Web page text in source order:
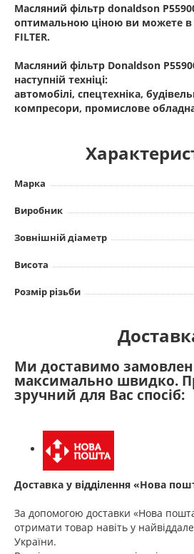
Масляний фільтр donaldson
оптимальною ціною ви можете в
FILTER.
Масляний фільтр Donaldson
наступній техніці:
автомобілі, спецтехніка,
компресори, промислове
Марка
Виробник
Зовнішній діаметр
Висота
Розмір різьби
Ми доставимо
максимально швидко.
зручний для Вас спосіб:
Доставка у відділення «Нова
За допомогою доставки «Нова
отримати товар навіть у
України.